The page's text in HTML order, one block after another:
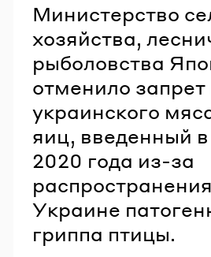
Министерство
хозяйства,
рыболовства
отменило запрет
украинского
яиц, введенный
2020 года из-за
Украине
гриппа птицы.